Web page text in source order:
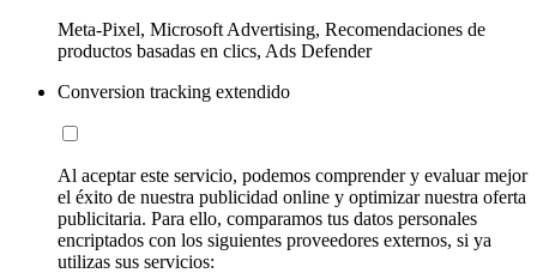
Meta-Pixel, Microsoft Advertising, Recomendaciones de
productos basadas en clics, Ads Defender
Conversion tracking extendido
Al aceptar este servicio, podemos comprender y evaluar mejor
el éxito de nuestra publicidad online y optimizar nuestra oferta
publicitaria. Para ello, comparamos tus datos personales
encriptados con los siguientes proveedores externos, si ya
utilizas sus servicios: